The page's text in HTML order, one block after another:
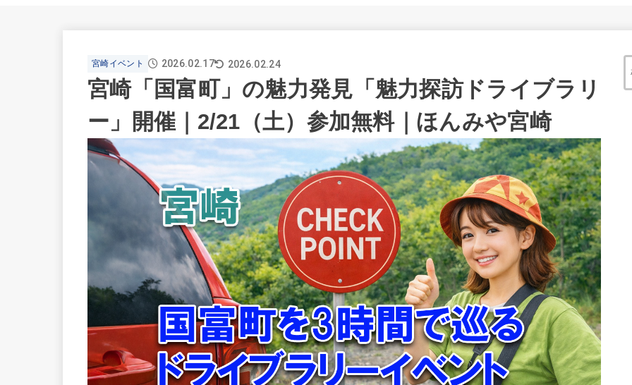
宮崎イベント 2026.02.17 2026.02.24
宮崎「国富町」の魅力発見「魅力探訪ドライブラリ
ー」開催｜2/21（土）参加無料｜ほんみや宮崎